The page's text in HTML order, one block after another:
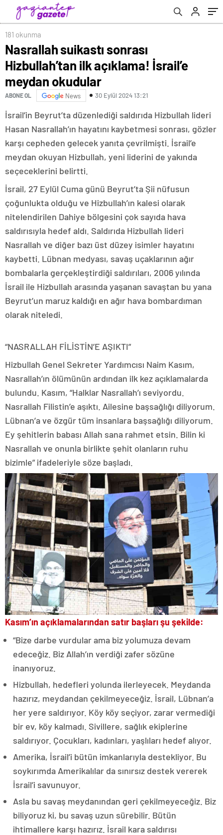
181 okunma
Nasrallah suikastı sonrası
Hizbullah’tan ilk açıklama! İsrail’e
meydan okudular
ABONE OL News 30 Eylül 2024 13:21
İsrail’in Beyrut’ta düzenlediği saldırıda Hizbullah lideri
Hasan Nasrallah’ın hayatını kaybetmesi sonrası, gözler
karşı cepheden gelecek yanıta çevrilmişti. İsrail’e
meydan okuyan Hizbullah, yeni liderini de yakında
seçeceklerini belirtti.
İsrail, 27 Eylül Cuma günü Beyrut’ta Şii nüfusun
çoğunlukta olduğu ve Hizbullah’ın kalesi olarak
nitelendirilen Dahiye bölgesini çok sayıda hava
saldırısıyla hedef aldı. Saldırıda Hizbullah lideri
Nasrallah ve diğer bazı üst düzey isimler hayatını
kaybetti. Lübnan medyası, savaş uçaklarının ağır
bombalarla gerçekleştirdiği saldırıları, 2006 yılında
İsrail ile Hizbullah arasında yaşanan savaştan bu yana
Beyrut’un maruz kaldığı en ağır hava bombardıman
olarak niteledi.
“NASRALLAH FİLİSTİN’E AŞIKTI”
Hizbullah Genel Sekreter Yardımcısı Naim Kasım,
Nasrallah’ın ölümünün ardından ilk kez açıklamalarda
bulundu. Kasım, “Halklar Nasrallah’ı seviyordu.
Nasrallah Filistin’e aşıktı. Ailesine başsağlığı diliyorum.
Lübnan’a ve özgür tüm insanlara başsağlığı diliyorum.
Ey şehitlerin babası Allah sana rahmet etsin. Bilin ki
Nasrallah ve onunla birlikte şehit olanların ruhu
bizimle” ifadeleriyle söze başladı.
Kasım’ın açıklamalarından satır başları şu şekilde:
“Bize darbe vurdular ama biz yolumuza devam
edeceğiz. Biz Allah’ın verdiği zafer sözüne
inanıyoruz.
Hizbullah, hedefleri yolunda ilerleyecek. Meydanda
hazırız, meydandan çekilmeyeceğiz. İsrail, Lübnan’a
her yere saldırıyor. Köy köy seçiyor, zarar vermediği
bir ev, köy kalmadı. Sivillere, sağlık ekiplerine
saldırıyor. Çocukları, kadınları, yaşlıları hedef alıyor.
Amerika, İsrail’i bütün imkanlarıyla destekliyor. Bu
soykırımda Amerikalılar da sınırsız destek vererek
İsrail’i savunuyor.
Asla bu savaş meydanından geri çekilmeyeceğiz. Biz
biliyoruz ki, bu savaş uzun sürebilir. Bütün
ihtimallere karşı hazırız. İsrail kara saldırısı